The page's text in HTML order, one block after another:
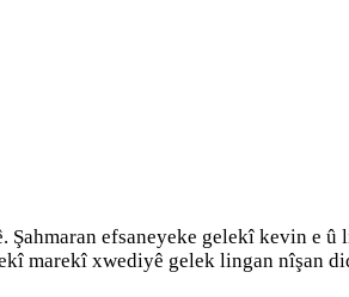
Şahmaran efsaneyeke gelekî kevin
marekî xwediyê gelek lingan nîşan